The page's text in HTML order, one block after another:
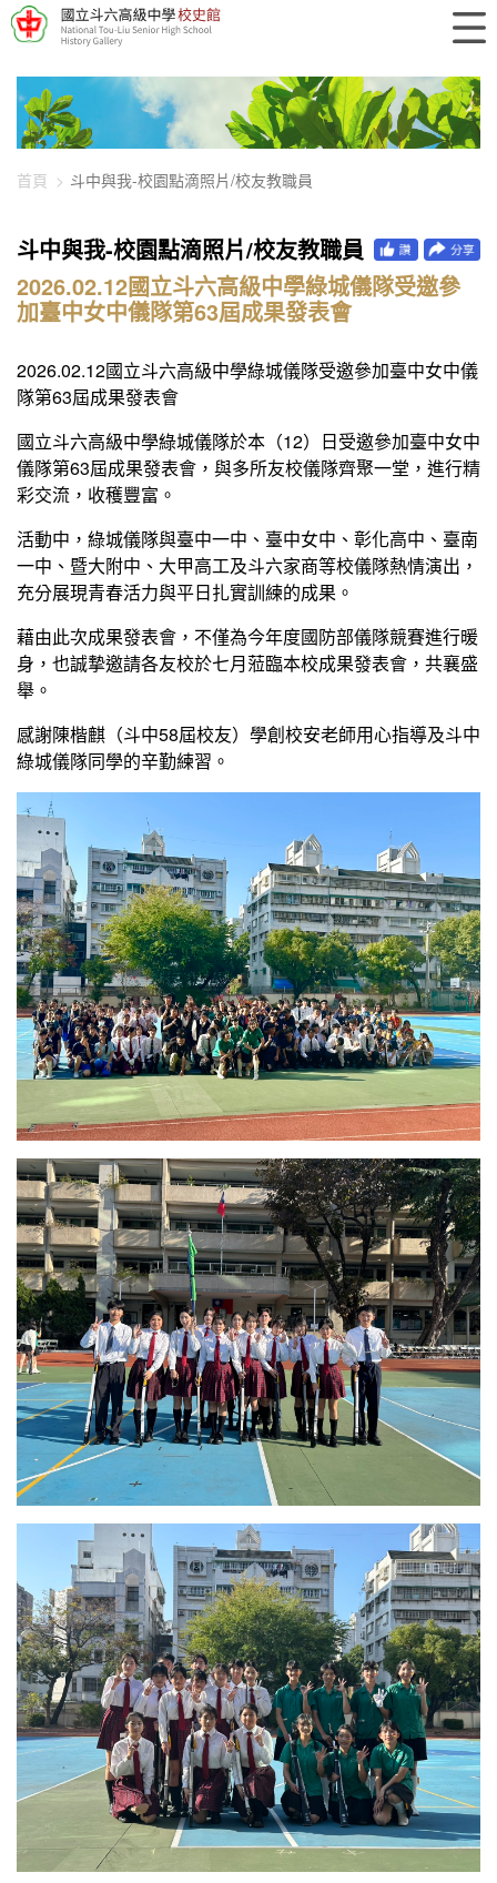
448-2984
首頁 斗中與我-校園點滴照片/校友教職員
斗中與我-校園點滴照片/校友教職員
2026.02.12國立斗六高級中學綠城儀隊受邀參
加臺中女中儀隊第63屆成果發表會
2026.02.12國立斗六高級中學綠城儀隊受邀參加臺中女中儀
隊第63屆成果發表會
國立斗六高級中學綠城儀隊於本（12）日受邀參加臺中女中
儀隊第63屆成果發表會，與多所友校儀隊齊聚一堂，進行精
彩交流，收穫豐富。
活動中，綠城儀隊與臺中一中、臺中女中、彰化高中、臺南
一中、暨大附中、大甲高工及斗六家商等校儀隊熱情演出，
充分展現青春活力與平日扎實訓練的成果。
藉由此次成果發表會，不僅為今年度國防部儀隊競賽進行暖
身，也誠摯邀請各友校於七月蒞臨本校成果發表會，共襄盛
舉。
感謝陳楷麒（斗中58屆校友）學創校安老師用心指導及斗中
綠城儀隊同學的辛勤練習。